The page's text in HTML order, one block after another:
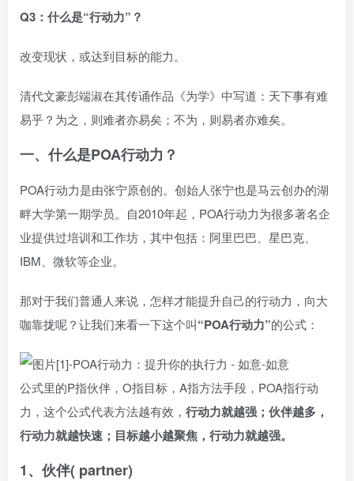
Q3：什么是“行动力”？
改变现状，或达到目标的能力。
清代文豪彭端淑在其传诵作品《为学》中写道：天下事有难
易乎？为之，则难者亦易矣；不为，则易者亦难矣。
一、什么是POA行动力？
POA行动力是由张宁原创的。创始人张宁也是马云创办的湖
畔大学第一期学员。自2010年起，POA行动力为很多著名企
业提供过培训和工作坊，其中包括：阿里巴巴、星巴克、
IBM、微软等企业。
那对于我们普通人来说，怎样才能提升自己的行动力，向大
咖靠拢呢？让我们来看一下这个叫“POA行动力”的公式：
公式里的P指伙伴，O指目标，A指方法手段，POA指行动
力，这个公式代表方法越有效， 行动力就越强；伙伴越多，
行动力就越快速；目标越小越聚焦，行动力就越强。
1、伙伴( partner)